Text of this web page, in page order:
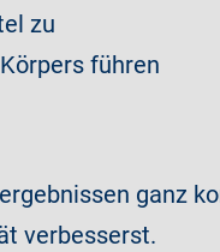
zu
führen
ganz
verbesserst.